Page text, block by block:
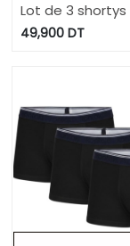
Lot de 3 shortys homme
en coton stretch
49,900DT